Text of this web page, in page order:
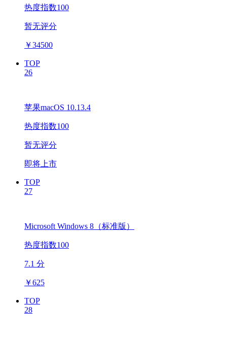
热度指数100
暂无评分
￥34500
TOP
26
苹果macOS 10.13.4
热度指数100
暂无评分
即将上市
TOP
27
Microsoft Windows 8（标准版）
热度指数100
7.1 分
￥625
TOP
28